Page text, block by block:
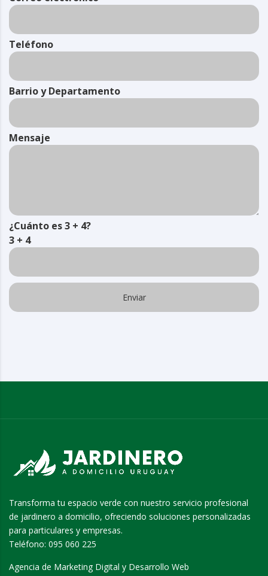
Teléfono
Barrio y Departamento
Mensaje
¿Cuánto es 3 + 4?
3 + 4
Transforma tu espacio verde con nuestro servicio profesional
de jardinero a domicilio, ofreciendo soluciones personalizadas
para particulares y empresas.
Teléfono: 095 060 225
Agencia de Marketing Digital y Desarrollo Web